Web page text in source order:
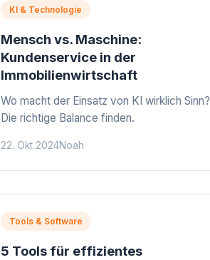
KI & Technologie
Mensch vs. Maschine:
Kundenservice in der
Immobilienwirtschaft
Wo macht der Einsatz von KI wirklich Sinn?
Die richtige Balance finden.
22. Okt 2024Noah
Tools & Software
5 Tools für effizientes